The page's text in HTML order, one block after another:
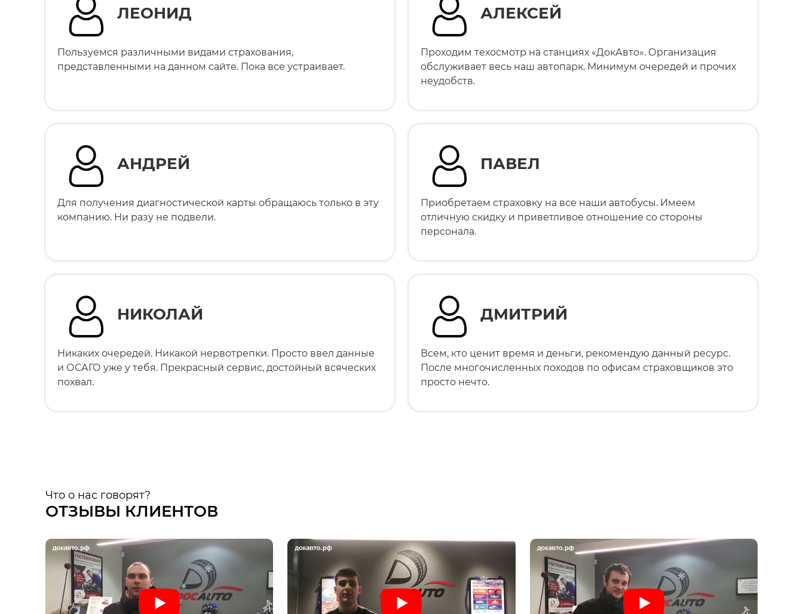
ЛЕОНИД
Пользуемся различными видами страхования,
представленными на данном сайте. Пока все устраивает.
АЛЕКСЕЙ
Проходим техосмотр на станциях «ДокАвто». Организация
обслуживает весь наш автопарк. Минимум очередей и прочих
неудобств.
АНДРЕЙ
Для получения диагностической карты обращаюсь только в эту
компанию. Ни разу не подвели.
ПАВЕЛ
Приобретаем страховку на все наши автобусы. Имеем
отличную скидку и приветливое отношение со стороны
персонала.
НИКОЛАЙ
Никаких очередей. Никакой нервотрепки. Просто ввел данные
и ОСАГО уже у тебя. Прекрасный сервис, достойный всяческих
похвал.
ДМИТРИЙ
Всем, кто ценит время и деньги, рекомендую данный ресурс.
После многочисленных походов по офисам страховщиков это
просто нечто.
Что о нас говорят?
ОТЗЫВЫ КЛИЕНТОВ